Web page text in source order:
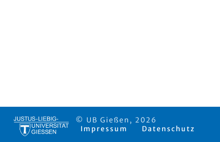
© UB Gießen, 2026
Impressum
Datenschutz